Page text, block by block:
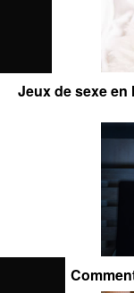
Jeux de sexe